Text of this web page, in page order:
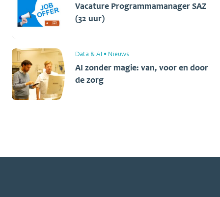
Vacature Programmamanager SAZ
(32 uur)
Data & AI • Nieuws
AI zonder magie: van, voor en door
de zorg